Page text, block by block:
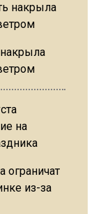
ограничат
из-за